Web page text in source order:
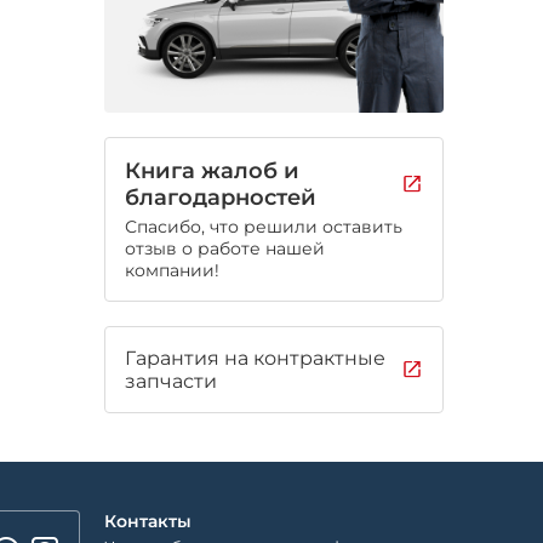
Книга жалоб и
благодарностей
Спасибо, что решили оставить
отзыв о работе нашей
компании!
Гарантия на контрактные
запчасти
Контакты